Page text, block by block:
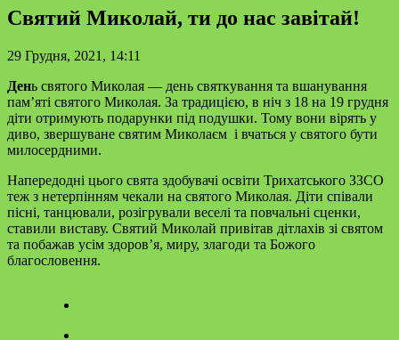
Святий Миколай, ти до нас завітай!
29 Грудня, 2021, 14:11
День святого Миколая — день святкування та вшанування
пам’яті святого Миколая. За традицією, в ніч з 18 на 19 грудня
діти отримують подарунки під подушки. Тому вони вірять у
диво, звершуване святим Миколаєм і вчаться у святого бути
милосердними.
Напередодні цього свята здобувачі освіти Трихатського ЗЗСО
теж з нетерпінням чекали на святого Миколая. Діти співали
пісні, танцювали, розігрували веселі та повчальні сценки,
ставили виставу. Святий Миколай привітав дітлахів зі святом
та побажав усім здоров’я, миру, злагоди та Божого
благословення.